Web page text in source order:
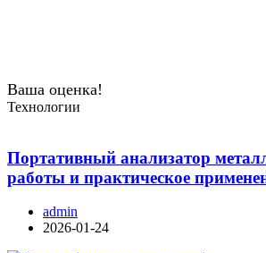
Ваша оценка!
Технологии
Портативный анализатор
работы и практическое
admin
2026-01-24